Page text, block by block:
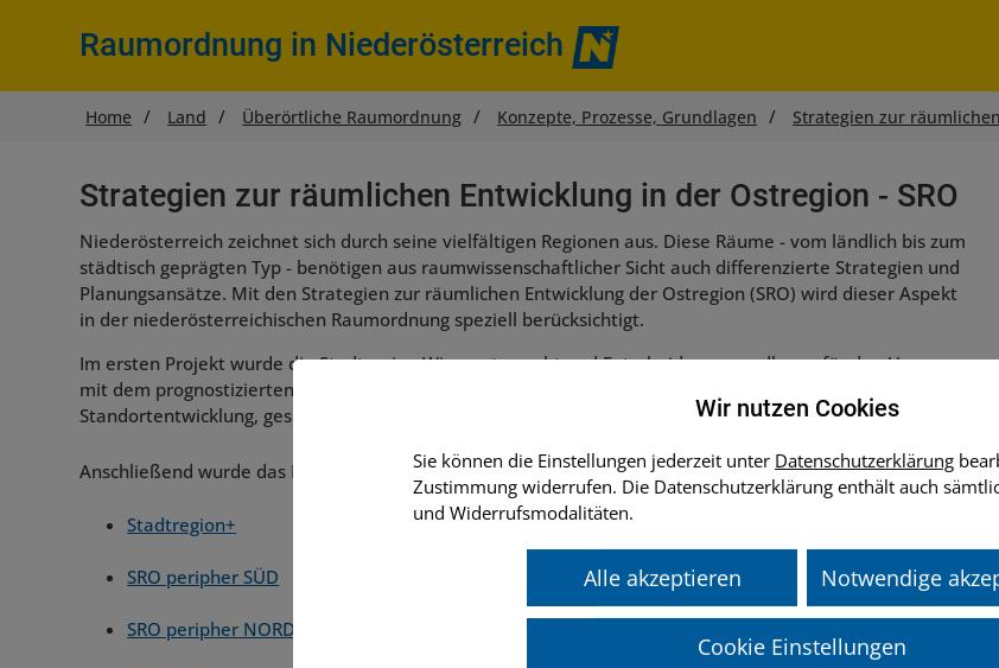
Wir nutzen Cookies
Sie können die Einstellungen jederzeit unter Datenschutzerklärung
Zustimmung widerrufen. Die Datenschutzerklärung enthält auch
und Widerrufsmodalitäten.
Alle akzeptieren Notwendige
Cookie Einstellungen
Raumordnung in Niederösterreich
Home Land Überörtliche Raumordnung Konzepte, Prozesse, Grundlagen Strategien zur
Strategien zur räumlichen Entwicklung in der Ostregion - SRO
Niederösterreich zeichnet sich durch seine vielfältigen Regionen aus. Diese Räume - vom ländlich bis zum
städtisch geprägten Typ - benötigen aus raumwissenschaftlicher Sicht auch differenzierte Strategien und
Planungsansätze. Mit den Strategien zur räumlichen Entwicklung der Ostregion (SRO) wird dieser Aspekt
in der niederösterreichischen Raumordnung speziell berücksichtigt.
Im ersten Projekt wurde die Stadtregion Wien untersucht und Entscheidungsgrundlagen für den Umgang
mit dem prognostizierten Bevölkerungswachstum, insbesondere in den Bereichen Siedlungs- und
Standortentwicklung, geschaffen.
Anschließend wurde das Projekt niederösterreichweit auf insgesamt vier Teilregionenausgeweitet:
Stadtregion+
SRO peripher SÜD
SRO peripher NORD